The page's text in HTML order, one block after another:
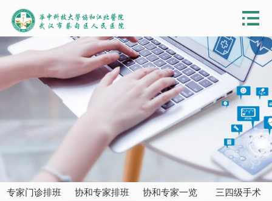
专家门诊排班 协和专家排班
协和专家一览
三四级手术